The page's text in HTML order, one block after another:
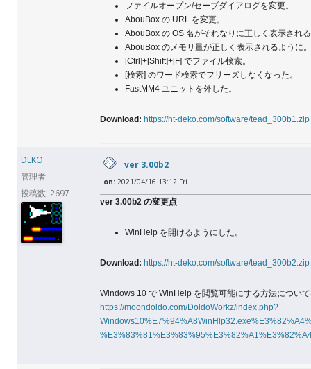
ファイルオープン/セーブダイアログを変更。
AbouBox の URL を変更。
AbouBox の OS 名がそれなりに正しく表示され
AbouBox のメモリ量が正しく表示されるように。
[Ctrl]+[Shift]+[F] でファイル検索。
[検索] のワード検索でフリーズしなくなった。
FastMM4 ユニットを外した。
Download: https://ht-deko.com/software/tead_300b1.zip
DEKO
管理者
投稿数: 2697
ver 3.00b2
on: 2021/04/16 13:12 Fri
ver 3.00b2 の変更点
WinHelp を開けるようにした。
Download: https://ht-deko.com/software/tead_300b2.zip
Windows 10 で WinHelp を閲覧可能にする方法につい
https://moondoldo.com/DoldoWorkz/index.php?